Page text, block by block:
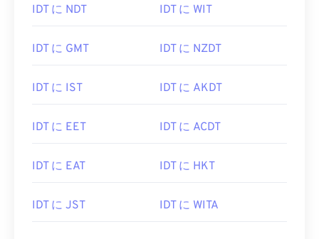
IDT に NDT IDT に WIT
IDT に GMT IDT に NZDT
IDT に IST IDT に AKDT
IDT に EET IDT に ACDT
IDT に EAT IDT に HKT
IDT に JST IDT に WITA